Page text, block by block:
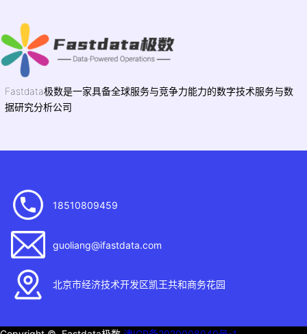
Fastdata极数是一家具备全球服务与竞争力能力的数字技术服务与数
据研究分析公司
18510809459
guoliang@ifastdata.com
北京市经济技术开发区凯王共和商务花园